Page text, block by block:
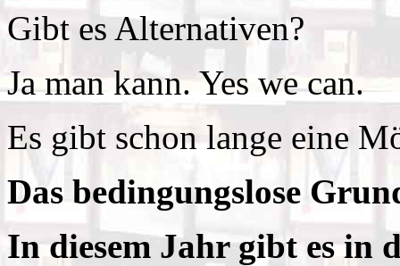
Gibt es Alternativen?
Ja man kann. Yes we can.
Es gibt schon lange eine
Das bedingungslose
In diesem Jahr gibt es in